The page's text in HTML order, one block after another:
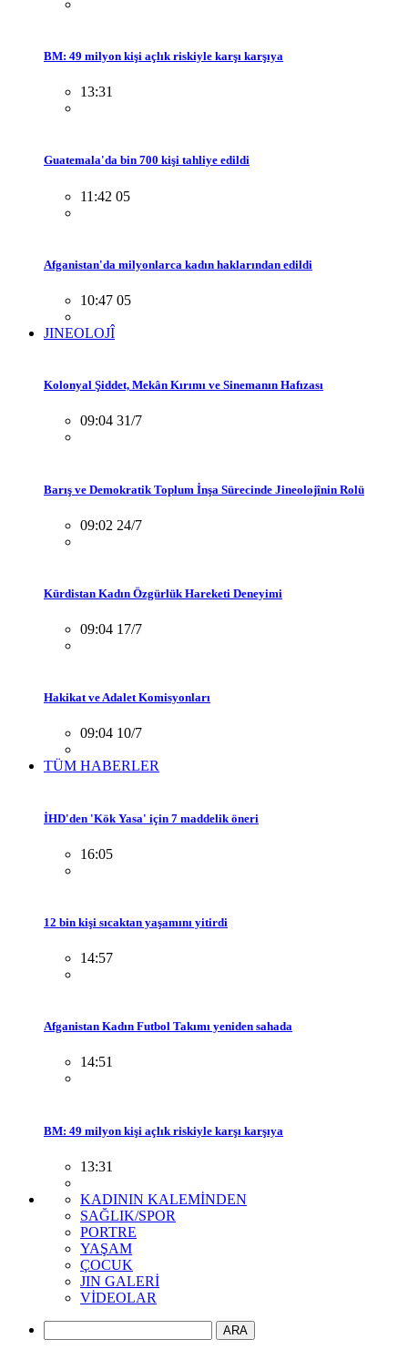
BM: 49 milyon kişi açlık riskiyle karşı karşıya
13:31
Guatemala'da bin 700 kişi tahliye edildi
11:42 05
Afganistan'da milyonlarca kadın haklarından edildi
10:47 05
JINEOLOJÎ
Kolonyal Şiddet, Mekân Kırımı ve Sinemanın Hafızası
09:04 31/7
Barış ve Demokratik Toplum İnşa Sürecinde Jineolojînin Rolü
09:02 24/7
Kürdistan Kadın Özgürlük Hareketi Deneyimi
09:04 17/7
Hakikat ve Adalet Komisyonları
09:04 10/7
TÜM HABERLER
İHD'den 'Kök Yasa' için 7 maddelik öneri
16:05
12 bin kişi sıcaktan yaşamını yitirdi
14:57
Afganistan Kadın Futbol Takımı yeniden sahada
14:51
BM: 49 milyon kişi açlık riskiyle karşı karşıya
13:31
KADININ KALEMİNDEN
SAĞLIK/SPOR
PORTRE
YAŞAM
ÇOCUK
JIN GALERİ
VİDEOLAR
ARA